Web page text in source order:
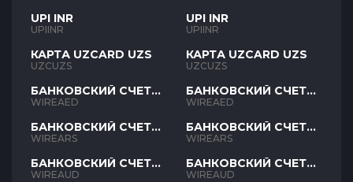
UPI INR
UPIINR
КАРТА UZCARD UZS
UZCUZS
БАНКОВСКИЙ СЧЕТ
AED
WIREAED
БАНКОВСКИЙ СЧЕТ
ARS
WIREARS
БАНКОВСКИЙ СЧЕТ
AUD
WIREAUD
UPI INR
UPIINR
КАРТА UZCARD UZS
UZCUZS
БАНКОВСКИЙ СЧЕТ
AED
WIREAED
БАНКОВСКИЙ СЧЕТ
ARS
WIREARS
БАНКОВСКИЙ СЧЕТ
AUD
WIREAUD